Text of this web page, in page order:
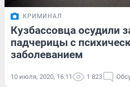
КРИМИНАЛ
Кузбассовца осудили
падчерицы с
заболеванием
10 июля, 2020, 16:11 1 823